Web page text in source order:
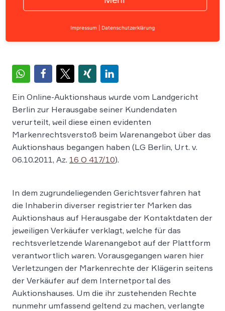
Ein Online-Auktionshaus wurde vom Landgericht
Berlin zur Herausgabe seiner Kundendaten
verurteilt, weil diese einen evidenten
Markenrechtsverstoß beim Warenangebot über das
Auktionshaus begangen haben (LG Berlin, Urt. v.
06.10.2011, Az. 16 O 417/10).
In dem zugrundeliegenden Gerichtsverfahren hat
die Inhaberin diverser registrierter Marken das
Auktionshaus auf Herausgabe der Kontaktdaten der
jeweiligen Verkäufer verklagt, welche für das
rechtsverletzende Warenangebot auf der Plattform
verantwortlich waren. Vorausgegangen waren hier
Verletzungen der Markenrechte der Klägerin seitens
der Verkäufer auf dem Internetportal des
Auktionshauses. Um die ihr zustehenden Rechte
nunmehr umfassend geltend zu machen, verlangte
Impressum Datenschutzerklärung